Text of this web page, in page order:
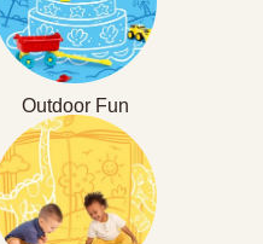
Outdoor Fun